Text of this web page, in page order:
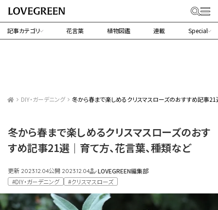
記事カテゴリ 花言葉 植物図鑑 連載 Special
DIY・ガーデニング 冬から春まで楽しめるクリスマスローズのおすすめ記事21
冬から春まで楽しめるクリスマスローズのおす
すめ記事21選｜育て方、花言葉、種類など
更新 2023.12.04公開 2023.12.04
LOVEGREEN編集部
#DIY・ガーデニング
#クリスマスローズ